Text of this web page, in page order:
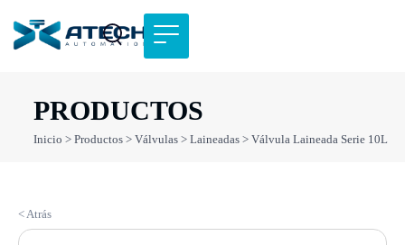
PRODUCTOS
Inicio > Productos > Válvulas > Laineadas > Válvula Laineada Serie 10L
< Atrás